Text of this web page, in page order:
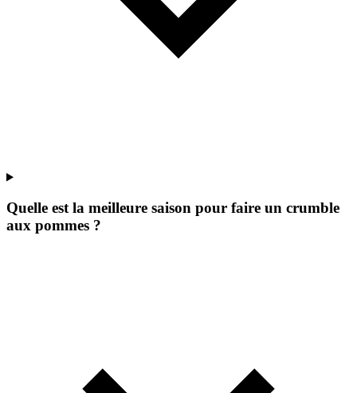
Quelle est la meilleure saison pour faire un crumble
aux pommes ?